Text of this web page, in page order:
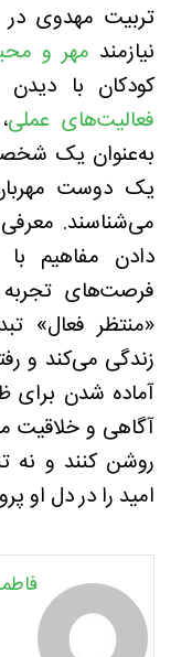
تربیت مهدوی
نیازمند مهر و
کودکان با
فعالیت‌های عملی،
به‌عنوان یک
یک دوست
می‌شناسند. معرفی
دادن مفاهیم
فرصت‌های
«منتظر فعال»
زندگی می‌کند و
آماده شدن برای
آگاهی و خلاقیت
روشن کنند و نه
امید را در دل او